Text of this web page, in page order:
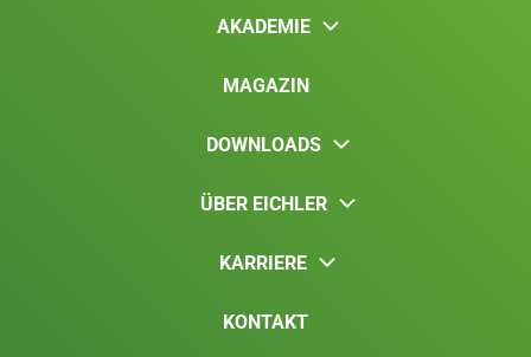
AKADEMIE
MAGAZIN
DOWNLOADS
ÜBER EICHLER
KARRIERE
KONTAKT